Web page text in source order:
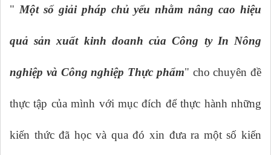
" Một số giải pháp chủ yếu nhằm nâng cao hiệu
quả sản xuất kinh doanh của Công ty In Nông
nghiệp và Công nghiệp Thực phẩm" cho chuyên đề
thực tập của mình với mục đích để thực hành những
kiến thức đã học và qua đó xin đưa ra một số kiến